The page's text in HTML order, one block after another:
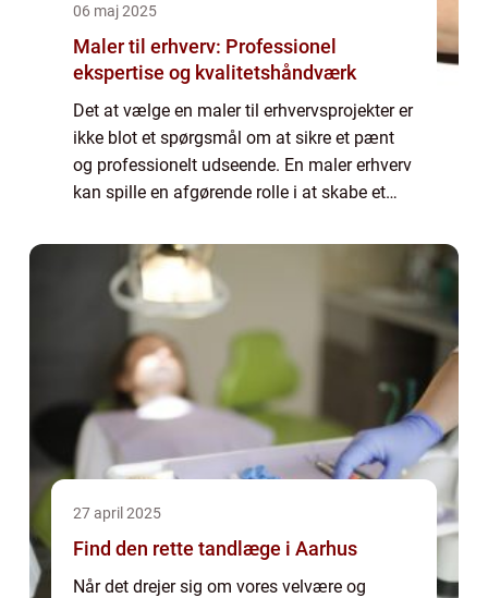
06 maj 2025
Maler til erhverv: Professionel
ekspertise og kvalitetshåndværk
Det at vælge en maler til erhvervsprojekter er
ikke blot et spørgsmål om at sikre et pænt
og professionelt udseende. En maler erhverv
kan spille en afgørende rolle i at skabe et
27 april 2025
Find den rette tandlæge i Aarhus
Når det drejer sig om vores velvære og